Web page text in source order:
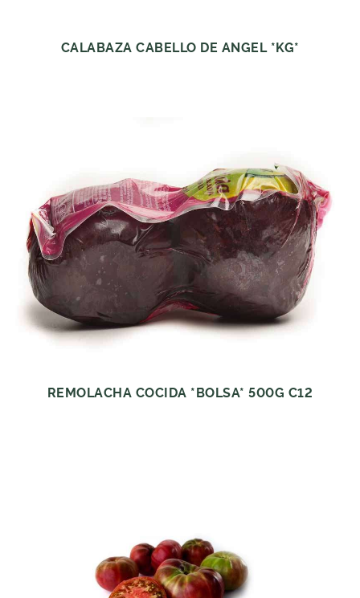
CALABAZA CABELLO DE ANGEL *KG*
REMOLACHA COCIDA *BOLSA* 500G C12